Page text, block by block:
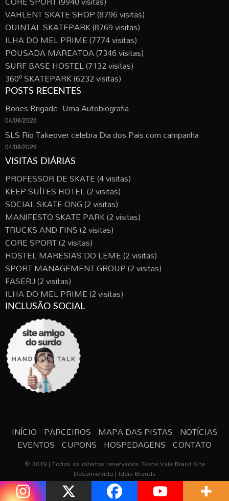
VAHLENT SKATE SHOP(8796 visitas)
QUINTAL SKATEPARK(8769 visitas)
ILHA DO MEL PRIME(7774 visitas)
POUSADA MAREATOA(7346 visitas)
SURF BASE HOSTEL(7132 visitas)
360º SKATEPARK(6232 visitas)
POSTS RECENTES
Bones Brigade: Uma Autobiografia
04/08/2026
SLS Rio Takeover celebra Dia dos Pais com campanha
04/08/2026
VISITAS DIÁRIAS
PROFESSOR DE SKATE(4 visitas)
KEEP SUÍTES HOTEL(2 visitas)
SOCIAL SKATE ONG(2 visitas)
MANIFESTO SKATE PARK(2 visitas)
TRUCKS AND FINS(2 visitas)
CORE SPORT(2 visitas)
HOSTEL MARESIAS DO LEME(2 visitas)
SPORT MANAGEMENT GROUP(2 visitas)
FASERJ(2 visitas)
ILHA DO MEL PRIME(2 visitas)
INCLUSÃO SOCIAL
INÍCIO PARCEIROS MAPA DAS PISTAS NOTÍCIAS
EVENTOS CUPONS HOSPEDAGENS CONTATO
© 2019 | Todos os direitos reservados Skate Vale Brasil Site
Desenvolvido | Ideia Brands
Todos os horários são GMT -3. A hora atual é 2:15 AM.